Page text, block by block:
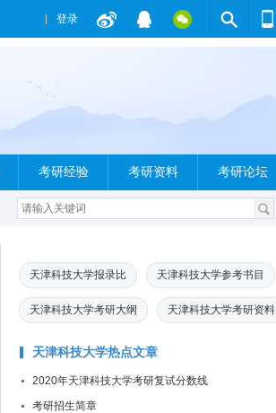
登录
考研经验 考研资料 考研论坛
天津科技大学报录比 天津科技大学参考书目
天津科技大学考研大纲 天津科技大学考研资料
天津科技大学热点文章
2020年天津科技大学考研复试分数线
考研招生简章